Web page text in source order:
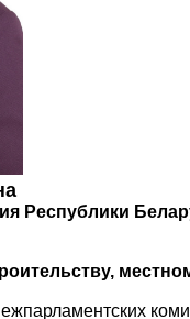
Республики